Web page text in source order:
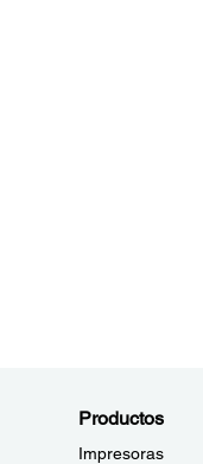
Productos
Impresoras